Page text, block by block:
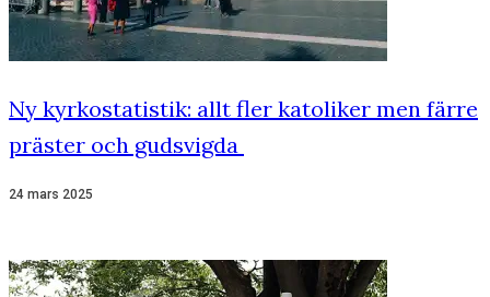
Ny kyrkostatistik: allt fler katoliker men färre
präster och gudsvigda
24 mars 2025